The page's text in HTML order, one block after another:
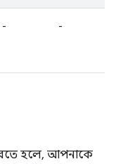
- -
হলে, আপনাকে